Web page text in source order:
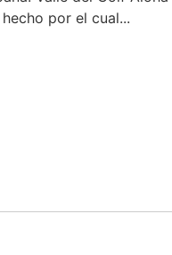
por el cual...